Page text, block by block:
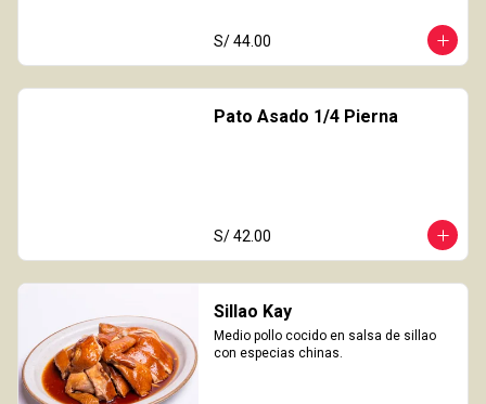
S/ 44.00
Pato Asado 1/4 Pierna
S/ 42.00
Sillao Kay
Medio pollo cocido en salsa de sillao
con especias chinas.